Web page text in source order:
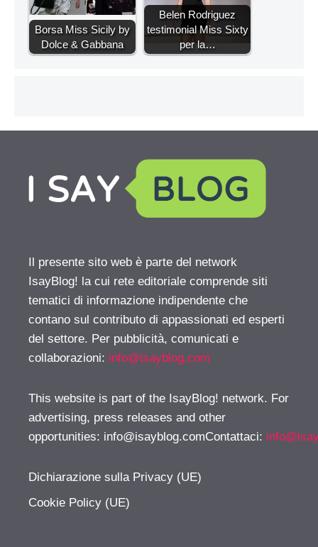
Borsa Miss Sicily by
Dolce & Gabbana
Belen Rodriguez
testimonial Miss Sixty
per la…
Il presente sito web è parte del network
IsayBlog! la cui rete editoriale comprende siti
tematici di informazione indipendente che
contano sul contributo di appassionati ed esperti
del settore. Per pubblicità, comunicati e
collaborazioni: info@isayblog.com
This website is part of the IsayBlog! network. For
advertising, press releases and other
opportunities: info@isayblog.comContattaci:
Dichiarazione sulla Privacy (UE)
Cookie Policy (UE)